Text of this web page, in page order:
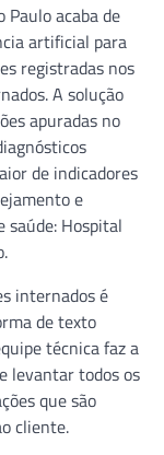
Paulo acaba de
artificial para
registradas nos
A solução
apuradas no
de indicadores
e
saúde: Hospital
internados é
de texto
técnica faz a
levantar todos os
que são
cliente.